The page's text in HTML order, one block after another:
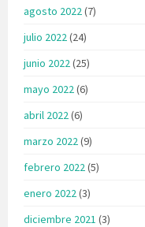
agosto 2022(7)
julio 2022(24)
junio 2022(25)
mayo 2022(6)
abril 2022(6)
marzo 2022(9)
febrero 2022(5)
enero 2022(3)
diciembre 2021 (3)